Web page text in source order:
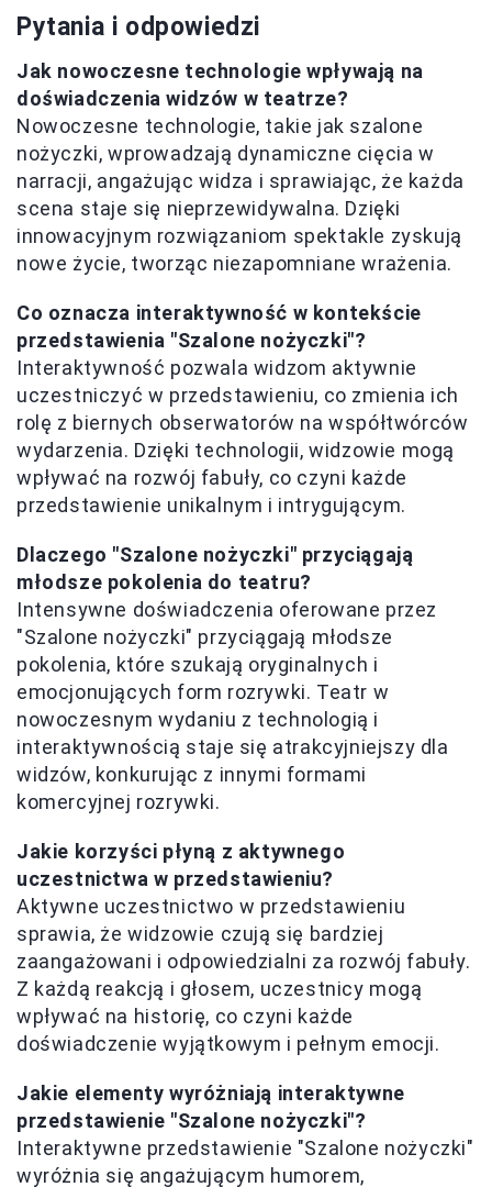
Pytania i odpowiedzi
Jak nowoczesne technologie wpływają na
doświadczenia widzów w teatrze?
Nowoczesne technologie, takie jak szalone
nożyczki, wprowadzają dynamiczne cięcia w
narracji, angażując widza i sprawiając, że każda
scena staje się nieprzewidywalna. Dzięki
innowacyjnym rozwiązaniom spektakle zyskują
nowe życie, tworząc niezapomniane wrażenia.
Co oznacza interaktywność w kontekście
przedstawienia "Szalone nożyczki"?
Interaktywność pozwala widzom aktywnie
uczestniczyć w przedstawieniu, co zmienia ich
rolę z biernych obserwatorów na współtwórców
wydarzenia. Dzięki technologii, widzowie mogą
wpływać na rozwój fabuły, co czyni każde
przedstawienie unikalnym i intrygującym.
Dlaczego "Szalone nożyczki" przyciągają
młodsze pokolenia do teatru?
Intensywne doświadczenia oferowane przez
"Szalone nożyczki" przyciągają młodsze
pokolenia, które szukają oryginalnych i
emocjonujących form rozrywki. Teatr w
nowoczesnym wydaniu z technologią i
interaktywnością staje się atrakcyjniejszy dla
widzów, konkurując z innymi formami
komercyjnej rozrywki.
Jakie korzyści płyną z aktywnego
uczestnictwa w przedstawieniu?
Aktywne uczestnictwo w przedstawieniu
sprawia, że widzowie czują się bardziej
zaangażowani i odpowiedzialni za rozwój fabuły.
Z każdą reakcją i głosem, uczestnicy mogą
wpływać na historię, co czyni każde
doświadczenie wyjątkowym i pełnym emocji.
Jakie elementy wyróżniają interaktywne
przedstawienie "Szalone nożyczki"?
Interaktywne przedstawienie "Szalone nożyczki"
wyróżnia się angażującym humorem,